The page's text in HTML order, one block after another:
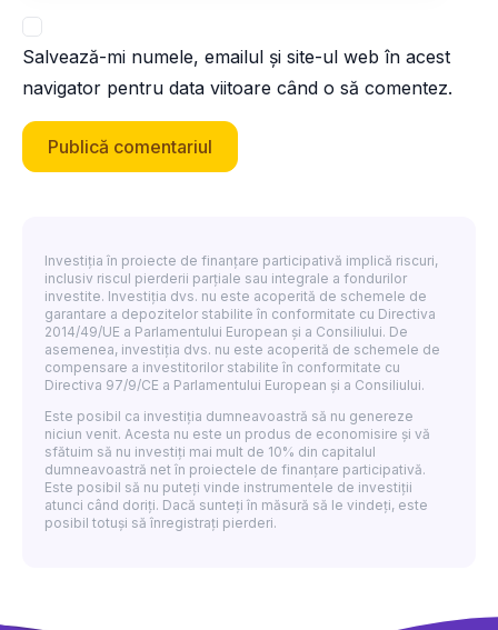
Salvează-mi numele, emailul și site-ul web în acest
navigator pentru data viitoare când o să comentez.
Investiția în proiecte de finanțare participativă implică riscuri,
inclusiv riscul pierderii parțiale sau integrale a fondurilor
investite. Investiția dvs. nu este acoperită de schemele de
garantare a depozitelor stabilite în conformitate cu Directiva
2014/49/UE a Parlamentului European și a Consiliului. De
asemenea, investiția dvs. nu este acoperită de schemele de
compensare a investitorilor stabilite în conformitate cu
Directiva 97/9/CE a Parlamentului European și a Consiliului.
Este posibil ca investiția dumneavoastră să nu genereze
niciun venit. Acesta nu este un produs de economisire și vă
sfătuim să nu investiți mai mult de 10% din capitalul
dumneavoastră net în proiectele de finanțare participativă.
Este posibil să nu puteți vinde instrumentele de investiții
atunci când doriți. Dacă sunteți în măsură să le vindeți, este
posibil totuși să înregistrați pierderi.